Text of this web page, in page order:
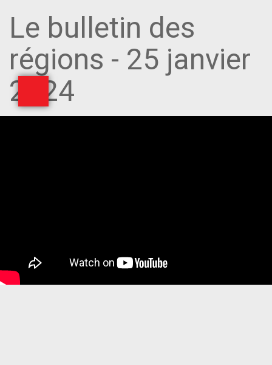
Le bulletin des
régions - 25 janvier
2024